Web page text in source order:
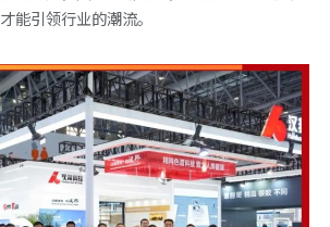
能引领行业的潮流。